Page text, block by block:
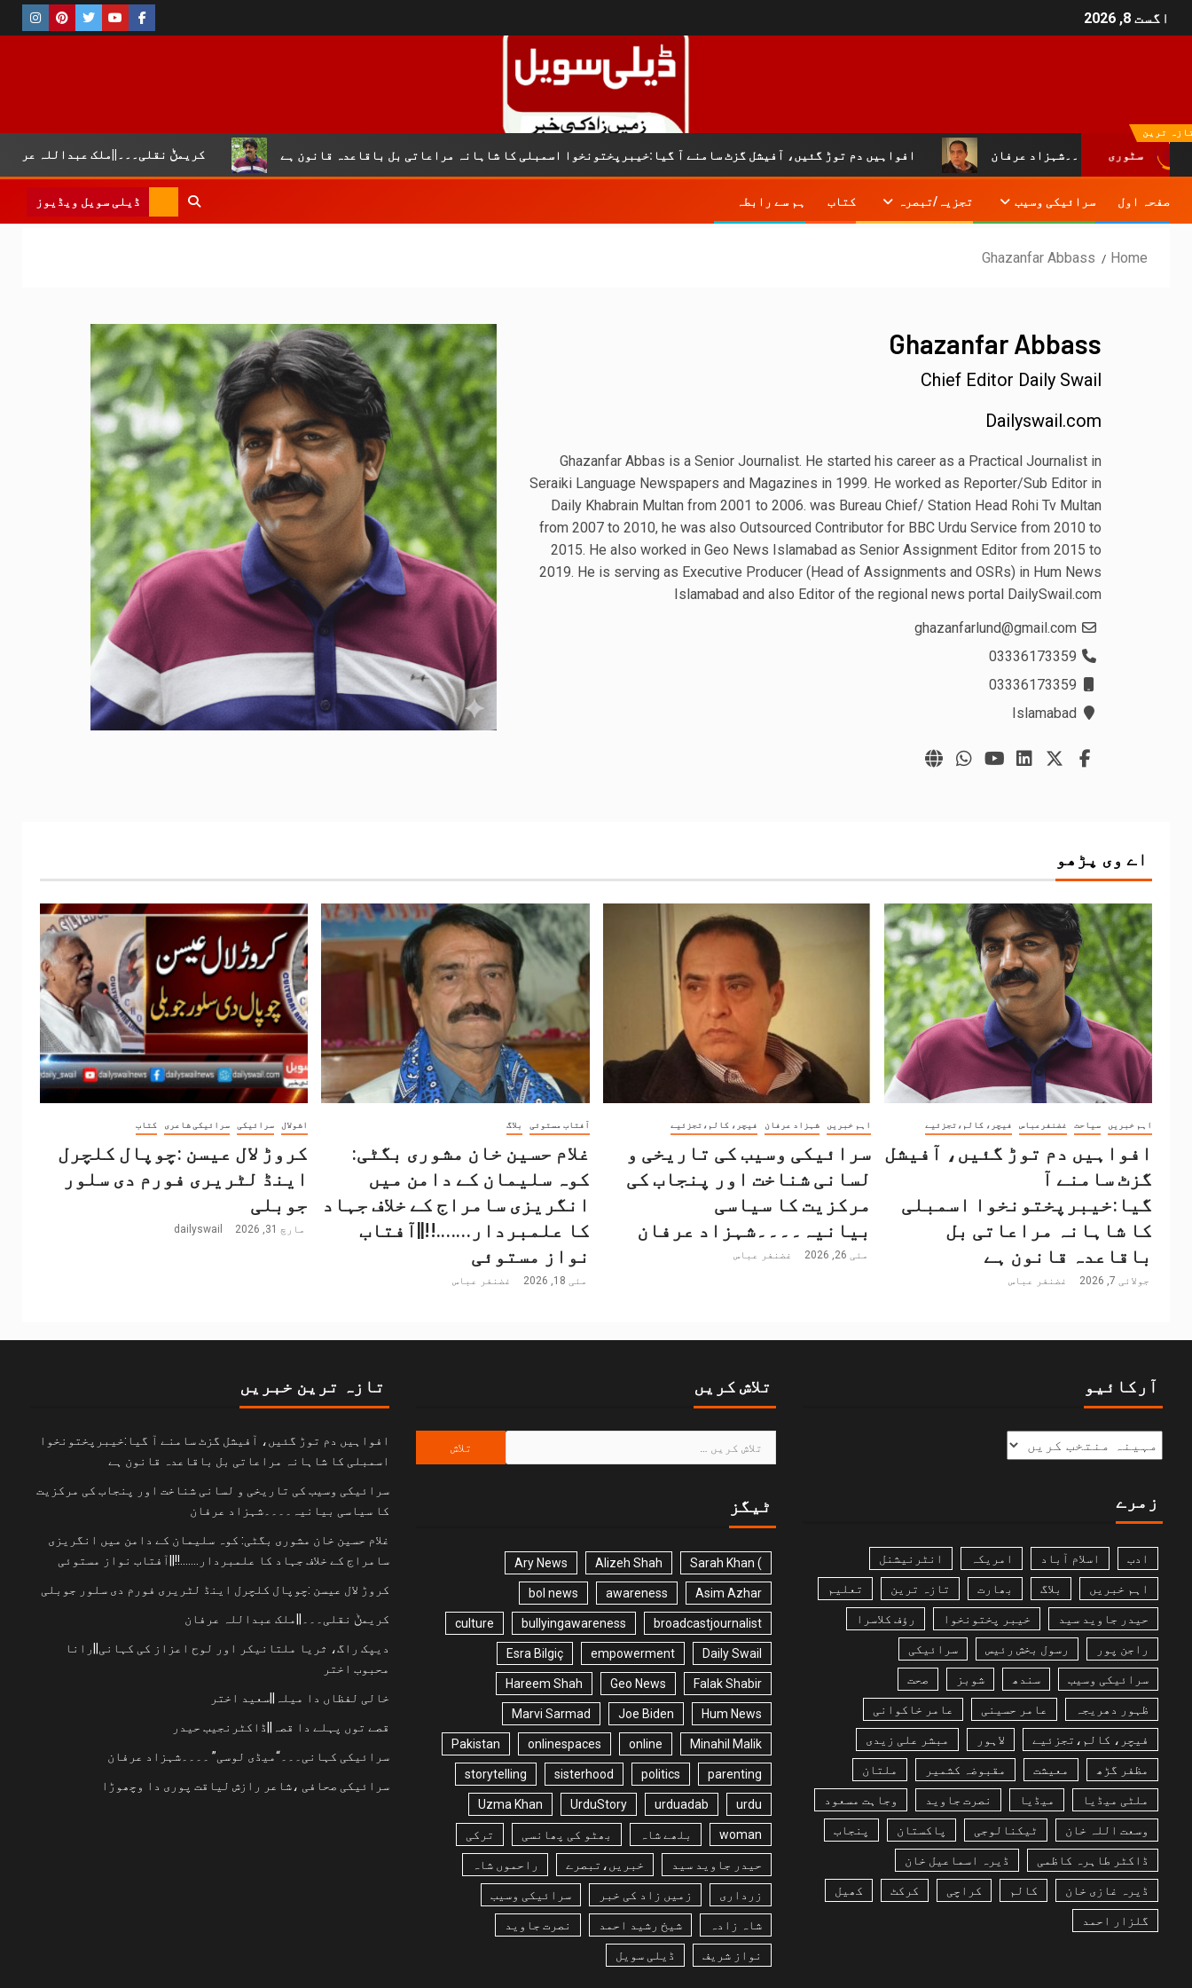
اگست 8, 2026
ترین
سٹوری کریمݨ نقلی۔۔۔||ملک عبداللہ عرفان افواہیں دم توڑ گئیں، آفیشل گزٹ سامنے آ گیا:خیبرپختونخوا اسمبلی کا شاہانہ مراعاتی بل باقاعدہ قانون ہے بیانیہ۔۔۔۔شہزاد عرفان
صفحہ اول سرائیکی وسیب تجزیہ/تبصرہ کتاب ہم سے رابطہ ڈیلی سویل ویڈیوز
Home
Ghazanfar Abbass
Ghazanfar Abbass
Chief Editor Daily Swail
Dailyswail.com
Ghazanfar Abbas is a Senior Journalist. He started his career as a Practical Journalist in
Seraiki Language Newspapers and Magazines in 1999. He worked as Reporter/Sub Editor in
Daily Khabrain Multan from 2001 to 2006. was Bureau Chief/ Station Head Rohi Tv Multan
from 2007 to 2010, he was also Outsourced Contributor for BBC Urdu Service from 2010 to
2015. He also worked in Geo News Islamabad as Senior Assignment Editor from 2015 to
2019. He is serving as Executive Producer (Head of Assignments and OSRs) in Hum News
Islamabad and also Editor of the regional news portal DailySwail.com
ghazanfarlund@gmail.com
03336173359
03336173359
Islamabad
اے وی پڑھو
اہم خبریں سیاحت غضنفرعباس فیچر، کالم،تجزئیے
افواہیں دم توڑ گئیں، آفیشل
گزٹ سامنے آ
گیا:خیبرپختونخوا اسمبلی
کا شاہانہ مراعاتی بل
باقاعدہ قانون ہے
جولائی 7, 2026 غضنفر عباس
اہم خبریں شہزاد عرفان فیچر، کالم،تجزئیے
سرائیکی وسیب کی تاریخی و
لسانی شناخت اور پنجاب کی
مرکزیت کا سیاسی
بیانیہ۔۔۔۔شہزاد عرفان
مئی 26, 2026 غضنفر عباس
آفتاب مستوئی بلاگ
غلام حسین خان مشوری بگٹی:
کوہ سلیمان کے دامن میں
انگریزی سامراج کے خلاف جہاد
کا علمبردار…….!!||آفتاب
نواز مستوئی
مئی 18, 2026 غضنفر عباس
اشولال سرائیکی سرائیکی شاعری کتاب
کروڑ لال عیسن :چوپال کلچرل
اینڈ لٹریری فورم دی سلور
جوبلی
مارچ 31, 2026 dailyswail
تازہ ترین خبریں
افواہیں دم توڑ گئیں، آفیشل گزٹ سامنے آ گیا:خیبرپختونخوا
اسمبلی کا شاہانہ مراعاتی بل باقاعدہ قانون ہے
سرائیکی وسیب کی تاریخی و لسانی شناخت اور پنجاب کی مرکزیت
کا سیاسی بیانیہ۔۔۔۔شہزاد عرفان
غلام حسین خان مشوری بگٹی: کوہ سلیمان کے دامن میں انگریزی
سامراج کے خلاف جہاد کا علمبردار…….!!||آفتاب نواز مستوئی
کروڑ لال عیسن :چوپال کلچرل اینڈ لٹریری فورم دی سلور جوبلی
کریمݨ نقلی۔۔۔||ملک عبداللہ عرفان
دیپک راگ، ثریا ملتانیکر اور لوح اعزاز کی کہانی||رانا
محبوب اختر
خالی لفظاں دا میلہ||سعید اختر
قصے توں پہلے دا قصہ||ڈاکٹرنجیب حیدر
سرائیکی کہانی۔۔۔“میڈی لوسی” ۔۔۔۔شہزاد عرفان
سرائیکی صحافی ،شاعر رازش لیاقت پوری دا وچھوڑا
تلاش کریں
ٹیگز
) Sarah Khan
Alizeh Shah
Ary News
Asim Azhar
awareness
bol news
broadcastjournalist
bullyingawareness
culture
Daily Swail
empowerment
Esra Bilgiç
Falak Shabir
Geo News
Hareem Shah
Hum News
Joe Biden
Marvi Sarmad
Minahil Malik
online
onlinespaces
Pakistan
parenting
politics
sisterhood
storytelling
urdu
urduadab
UrduStory
Uzma Khan
woman بلھے شاہ بھٹو کی پھانسی ترکی
حیدر جاوید سید خبریں،تبصرے راحموں شاہ
زرداری زمیں زاد کی خبر سرائیکی وسیب
شاہ زادہ شیخ رشید احمد نصرت جاوید
نواز شریف ڈیلی سویل
آرکائیو
زمرے
ادب اسلام آباد امریکہ انٹرنیشنل
اہم خبریں بلاگ بھارت تازہ ترین تعلیم
حیدر جاوید سید خیبر پختونخوا رؤف کلاسرا
راجن پور رسول بخش رئیس سرائیکی
سرائیکی وسیب سندھ شوبز صحت
ظہور دھریجہ عامر حسینی عامر خاکوانی
فیچر، کالم،تجزئیے لاہور مبشر علی زیدی
مظفر گڑھ معیشت مقبوضہ کشمیر ملتان
ملٹی میڈیا میڈیا نصرت جاوید وجاہت مسعود
وسعت اللہ خان ٹیکنالوجی پاکستان پنجاب
ڈاکٹر طاہرہ کاظمی ڈیرہ اسماعیل خان
ڈیرہ غازی خان کالم کراچی کرکٹ کھیل
گلزار احمد